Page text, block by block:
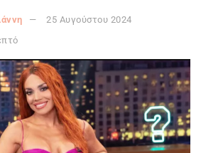
25 Αυγούστου 2024